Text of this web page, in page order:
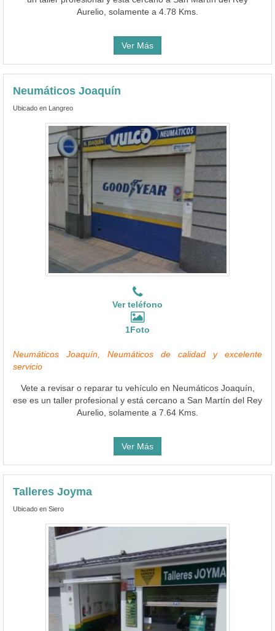
Aurelio, solamente a 4.78 Kms.
Ver Más
Neumáticos Joaquín
Ubicado en Langreo
Ver teléfono
1Foto
Neumáticos Joaquín, Neumáticos de calidad y excelente
servicio
Vete a revisar o reparar tu vehículo en Neumáticos Joaquín,
ese es un taller profesional y está cercano a San Martín del Rey
Aurelio, solamente a 7.64 Kms.
Ver Más
Talleres Joyma
Ubicado en Siero